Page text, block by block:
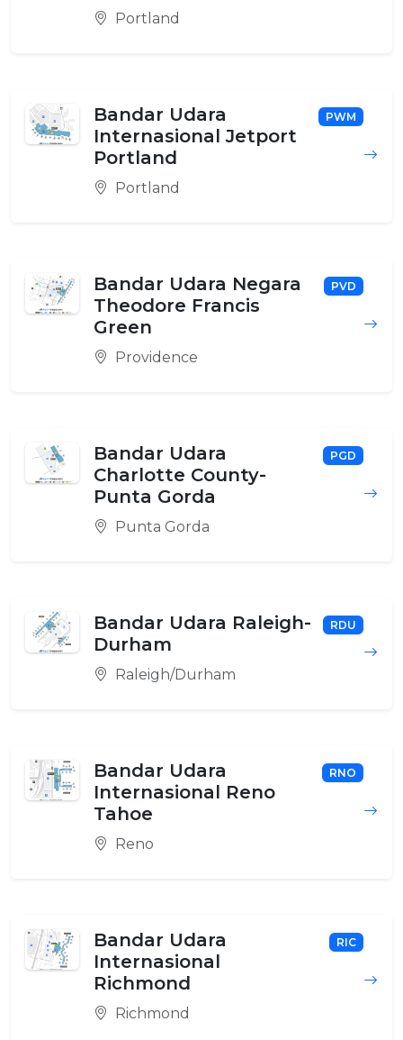
Portland
Bandar Udara
Internasional Jetport
Portland
PWM
Portland
Bandar Udara Negara
Theodore Francis
Green
PVD
Providence
Bandar Udara
Charlotte County-
Punta Gorda
PGD
Punta Gorda
Bandar Udara Raleigh-
Durham
RDU
Raleigh/Durham
Bandar Udara
Internasional Reno
Tahoe
RNO
Reno
Bandar Udara
Internasional
Richmond
RIC
Richmond